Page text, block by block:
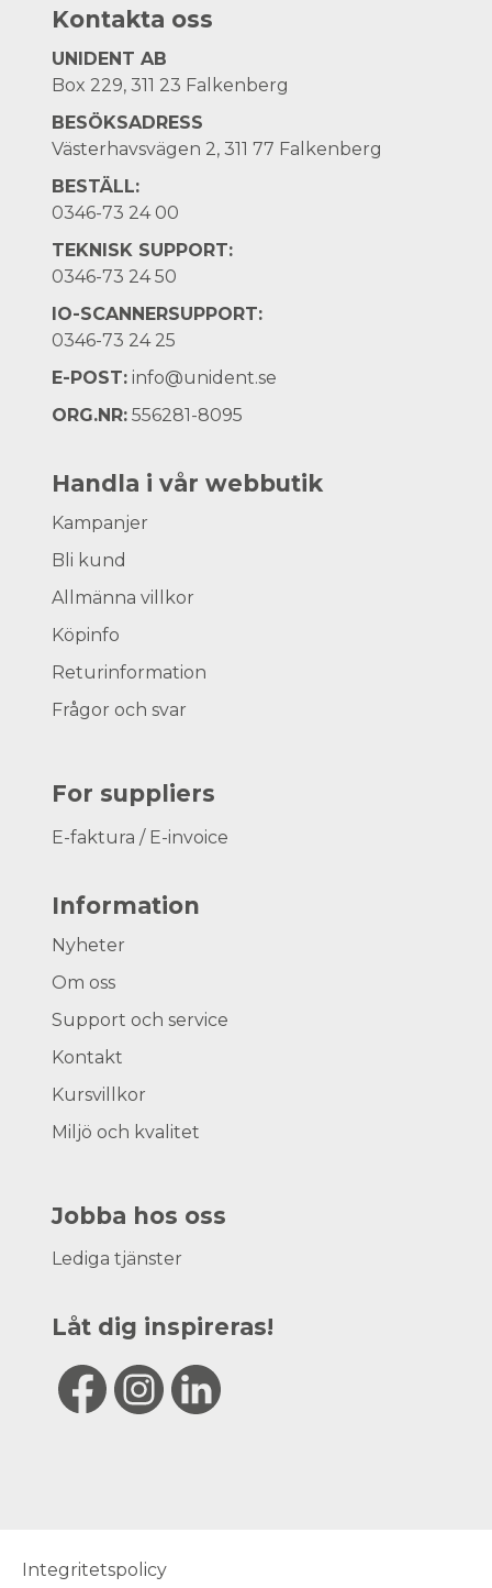
Kontakta oss
UNIDENT AB
Box 229, 311 23 Falkenberg
BESÖKSADRESS
Västerhavsvägen 2, 311 77 Falkenberg
BESTÄLL:
0346-73 24 00
TEKNISK SUPPORT:
0346-73 24 50
IO-SCANNERSUPPORT:
0346-73 24 25
E-POST: info@unident.se
ORG.NR: 556281-8095
Handla i vår webbutik
Kampanjer
Bli kund
Allmänna villkor
Köpinfo
Returinformation
Frågor och svar
For suppliers
E-faktura / E-invoice
Information
Nyheter
Om oss
Support och service
Kontakt
Kursvillkor
Miljö och kvalitet
Jobba hos oss
Lediga tjänster
Låt dig inspireras!
Integritetspolicy